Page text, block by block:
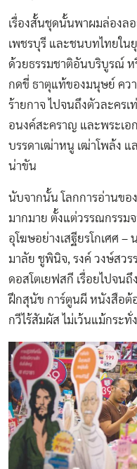
เรื่องสั้นชุดนั้นพาผมล่องล
เพชรบุรี และชนบทไทยใ
ด้วยธรรมชาติอันบริบูรณ์ ห
กดขี่ ธาตุแท้ของมนุษย์ คว
ร้ายกาจ ไปจนถึงตัวละคร
อนงค์สะคราญ และพระเอ
บรรดาเฒ่าหนู เฒ่าโพล้ง แ
น่าขัน
นับจากนั้น โลกการอ่านข
มากมาย ตั้งแต่วรรณกรรม
อุโฆษอย่างเสฐียรโกเศศ
มาลัย ชูพินิจ, รงค์ วงษ์สว
ดอสโตเยฟสกี เรื่อยไปจน
ฝึกสุนัข การ์ตูนผี หนังสือต้
กวีไร้สัมผัส ไม่เว้นแม้กระทั่